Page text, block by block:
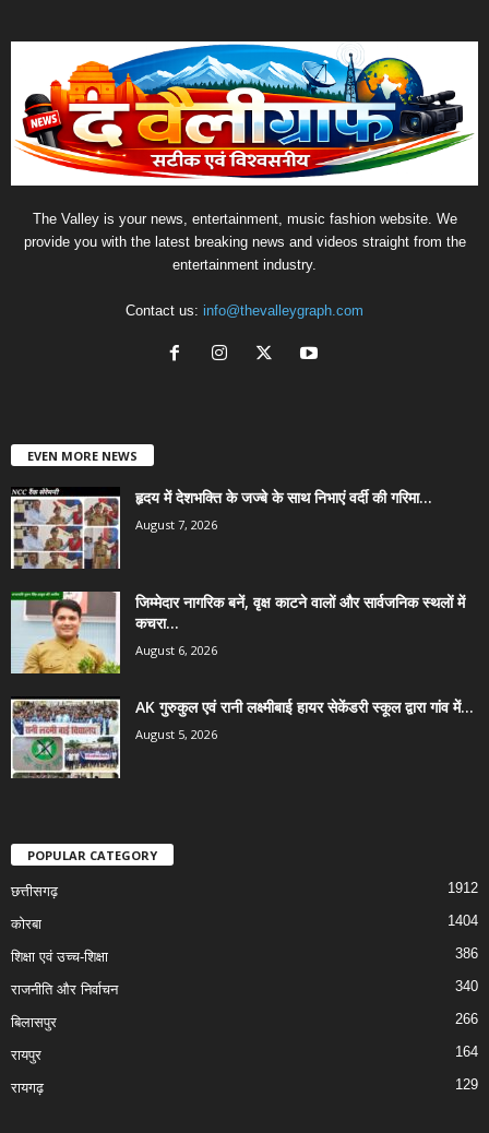
The Valley is your news, entertainment, music fashion website. We
provide you with the latest breaking news and videos straight from the
entertainment industry.
Contact us: info@thevalleygraph.com
EVEN MORE NEWS
हृदय में देशभक्ति के जज्बे के साथ निभाएं वर्दी की गरिमा...
August 7, 2026
जिम्मेदार नागरिक बनें, वृक्ष काटने वालों और सार्वजनिक स्थलों में
कचरा...
August 6, 2026
AK गुरुकुल एवं रानी लक्ष्मीबाई हायर सेकेंडरी स्कूल द्वारा गांव में...
August 5, 2026
POPULAR CATEGORY
छत्तीसगढ़ 1912
कोरबा 1404
शिक्षा एवं उच्च-शिक्षा 386
राजनीति और निर्वाचन 340
बिलासपुर 266
रायपुर 164
रायगढ़ 129